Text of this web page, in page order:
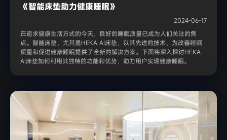
《智能床垫助力健康睡眠》
2024-06-17
在追求健康生活方式的今天，良好的睡眠质量已成为人们关注的焦
点。智能床垫，尤其是HEKA AI床垫，以其先进的技术，为改善睡眠
质量和促进健康睡眠提供了全新的解决方案。下面将深入探讨HEKA
AI床垫如何利用其独特的功能和优势，助力用户实现健康睡眠。